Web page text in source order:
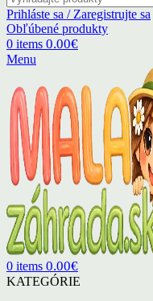
Prihláste sa / Zaregistrujte sa
Obľúbené produkty
0 items 0.00€
Menu
0 items 0.00€
KATEGÓRIE